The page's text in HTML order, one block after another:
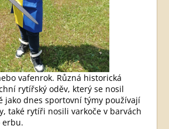
vafenrok. Různá historická
rytířský oděv, který se nosil
jako dnes sportovní týmy používají
také rytíři nosili varkoče v barvách
erbu.